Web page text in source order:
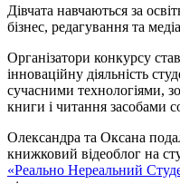
Дівчата навчаються за
бізнес, редагування та
Організатори конкурсу
інноваційну діяльність
сучасними технологіями,
книги і читання засобами
Олександра та Оксана
книжковий відеоблог на
«Реально Нереальний